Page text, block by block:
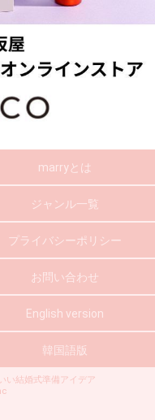
marryとは
ジャンル一覧
プライバシーポリシー
お問い合わせ
English version
韓国語版
い結婚式準備アイデア